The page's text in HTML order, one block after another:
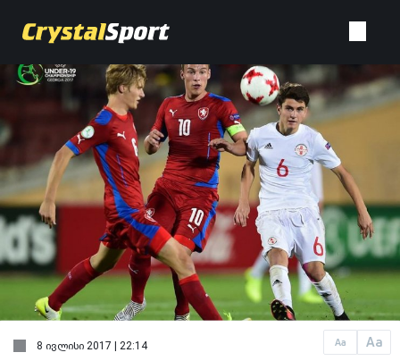
Aa Aa
8 ივლისი 2017 | 22:14